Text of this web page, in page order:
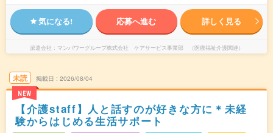
気になる! 応募へ進む 詳しく見る
派遣会社 マンパワーグループ株式会社 ケアサービス事業部 （医療福祉介護関連）
未読
NEW
掲載日 2026/08/04
【介護staff】人と話すのが好きな方に＊未経
験からはじめる生活サポート